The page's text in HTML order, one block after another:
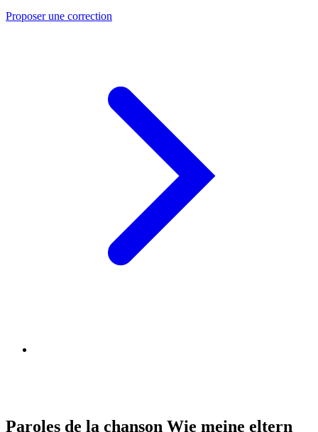
Proposer une correction
Paroles de la chanson Wie meine eltern